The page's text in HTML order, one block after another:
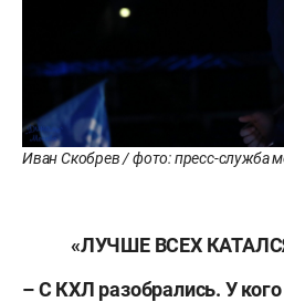
Иван Скобрев / фото: пресс-служба
«ЛУЧШЕ ВСЕХ
– С КХЛ разобрались. У